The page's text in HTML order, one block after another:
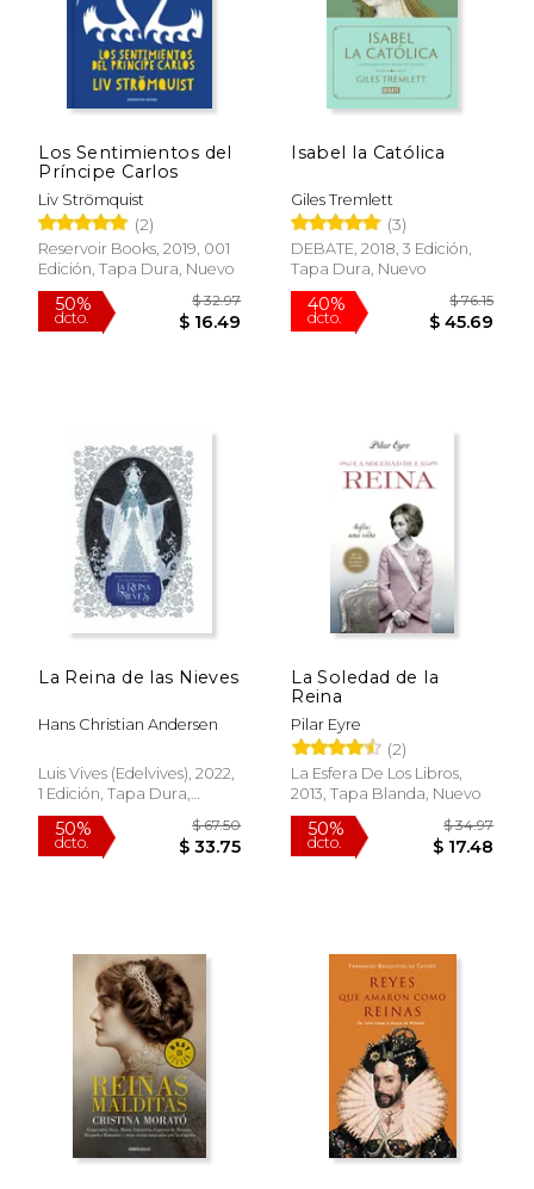
Los Sentimientos del
Príncipe Carlos
Liv Strömquist
(2)
Reservoir Books, 2019, 001
Edición, Tapa Dura, Nuevo
50%
dcto.
Isabel la Católica
Giles Tremlett
(3)
DEBATE, 2018, 3 Edición,
Tapa Dura, Nuevo
40%
dcto.
La Reina de las Nieves
Hans Christian Andersen
Luis Vives (Edelvives), 2022,
1 Edición, Tapa Dura,
Nuevo
50%
La Soledad de la
Reina
Pilar Eyre
(2)
La Esfera De Los Libros,
2013, Tapa Blanda, Nuevo
50%